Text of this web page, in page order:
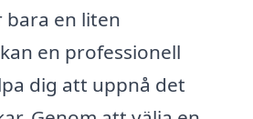
en liten
en professionell
dig att uppnå det